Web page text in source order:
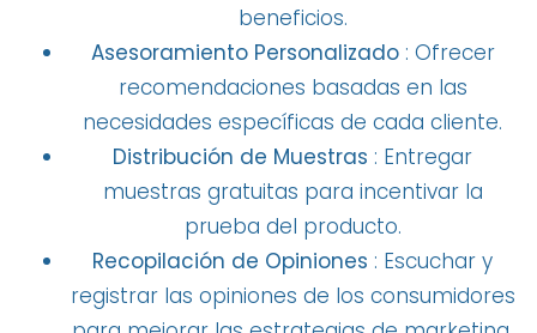
beneficios.
Asesoramiento Personalizado: Ofrecer
recomendaciones basadas en las
necesidades específicas de cada cliente.
Distribución de Muestras : Entregar
muestras gratuitas para incentivar la
prueba del producto.
Recopilación de Opiniones : Escuchar y
registrar las opiniones de los consumidores